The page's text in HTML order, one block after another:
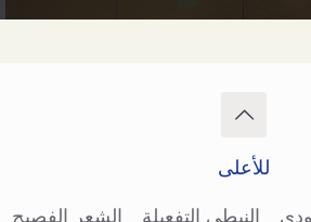
للأعلى
النبطي التفعيلة الشعر الفصيح